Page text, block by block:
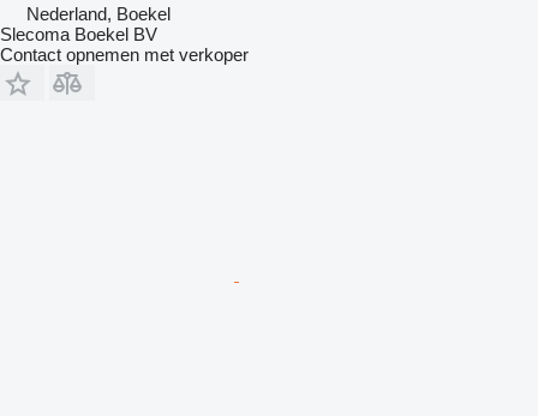
Nederland, Boekel
Slecoma Boekel BV
Contact opnemen met verkoper